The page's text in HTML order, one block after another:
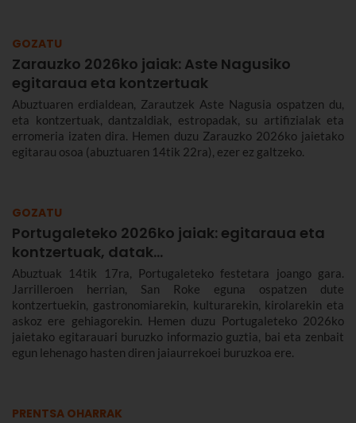
GOZATU
Zarauzko 2026ko jaiak: Aste Nagusiko
egitaraua eta kontzertuak
Abuztuaren erdialdean, Zarautzek Aste Nagusia ospatzen du,
eta kontzertuak, dantzaldiak, estropadak, su artifizialak eta
erromeria izaten dira. Hemen duzu Zarauzko 2026ko jaietako
egitarau osoa (abuztuaren 14tik 22ra), ezer ez galtzeko.
GOZATU
Portugaleteko 2026ko jaiak: egitaraua eta
kontzertuak, datak...
Abuztuak 14tik 17ra, Portugaleteko festetara joango gara.
Jarrilleroen herrian, San Roke eguna ospatzen dute
kontzertuekin, gastronomiarekin, kulturarekin, kirolarekin eta
askoz ere gehiagorekin. Hemen duzu Portugaleteko 2026ko
jaietako egitarauari buruzko informazio guztia, bai eta zenbait
egun lehenago hasten diren jaiaurrekoei buruzkoa ere.
PRENTSA OHARRAK